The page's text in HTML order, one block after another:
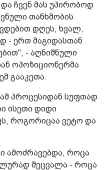
ჩვენ მას უპირობოდ
თანხმობის
დღეს, ხვალ,
- ერთ მაგიდასთან
- აღნიშნული
ოპოზიციონერმა
გააკეთა.
პროცესიდან სუფთად
ისეთი დიდი
როგორიცაა ვეტო და
ამოძრავებდა, როცა
შეცვალა - როცა